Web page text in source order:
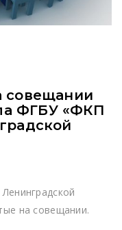
совещании
ФГБУ «ФКП
на совещании.